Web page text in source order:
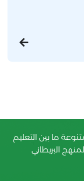
ما بين التعليم
البريطاني